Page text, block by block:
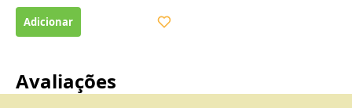
Avaliações